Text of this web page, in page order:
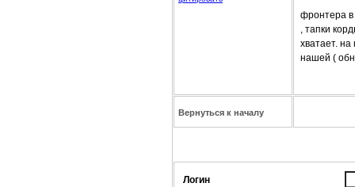
фронтера в
, тапки
хватает.
нашей (
Вернуться к началу
Логин